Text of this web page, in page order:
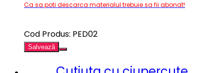
Ca sa poti descarca materialul trebuie sa fii abonat!
Cod Produs: PED02
Salvează